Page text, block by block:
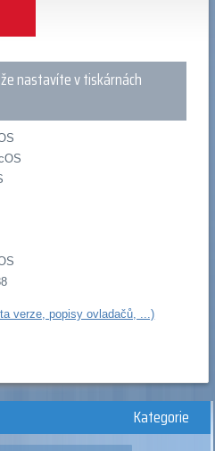
nastavíte v tiskárnách
verze, popisy ovladačů, ...)
Kategorie